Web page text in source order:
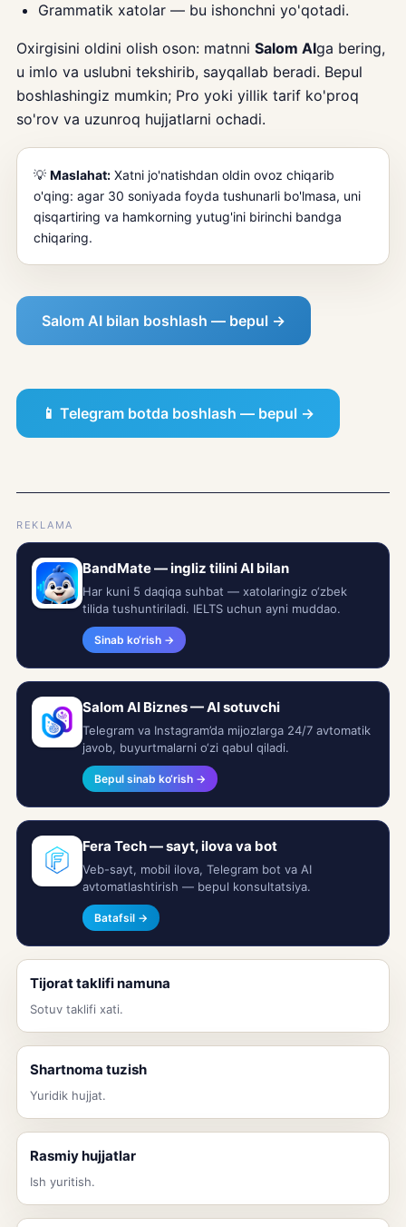
Grammatik xatolar — bu ishonchni yo'qotadi.
Oxirgisini oldini olish oson: matnni Salom AIga bering,
u imlo va uslubni tekshirib, sayqallab beradi. Bepul
boshlashingiz mumkin; Pro yoki yillik tarif ko'proq
so'rov va uzunroq hujjatlarni ochadi.
💡 Maslahat: Xatni jo'natishdan oldin ovoz chiqarib
o'qing: agar 30 soniyada foyda tushunarli bo'lmasa, uni
qisqartiring va hamkorning yutug'ini birinchi bandga
chiqaring.
Salom AI bilan boshlash — bepul →
📱 Telegram botda boshlash — bepul →
REKLAMA
BandMate — ingliz tilini AI bilan
Har kuni 5 daqiqa suhbat — xatolaringiz o‘zbek
tilida tushuntiriladi. IELTS uchun ayni muddao.
Sinab ko‘rish →
Salom AI Biznes — AI sotuvchi
Telegram va Instagram’da mijozlarga 24/7 avtomatik
javob, buyurtmalarni o‘zi qabul qiladi.
Bepul sinab ko‘rish →
Fera Tech — sayt, ilova va bot
Veb-sayt, mobil ilova, Telegram bot va AI
avtomatlashtirish — bepul konsultatsiya.
Batafsil →
Tijorat taklifi namuna
Sotuv taklifi xati.
Shartnoma tuzish
Yuridik hujjat.
Rasmiy hujjatlar
Ish yuritish.